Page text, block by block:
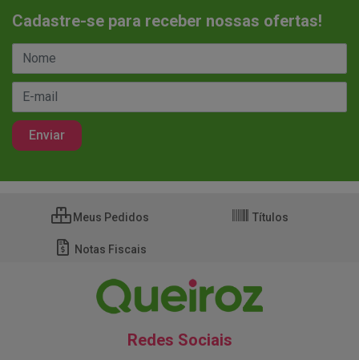
Cadastre-se para receber nossas ofertas!
Meus Pedidos Títulos
Notas Fiscais
Redes Sociais